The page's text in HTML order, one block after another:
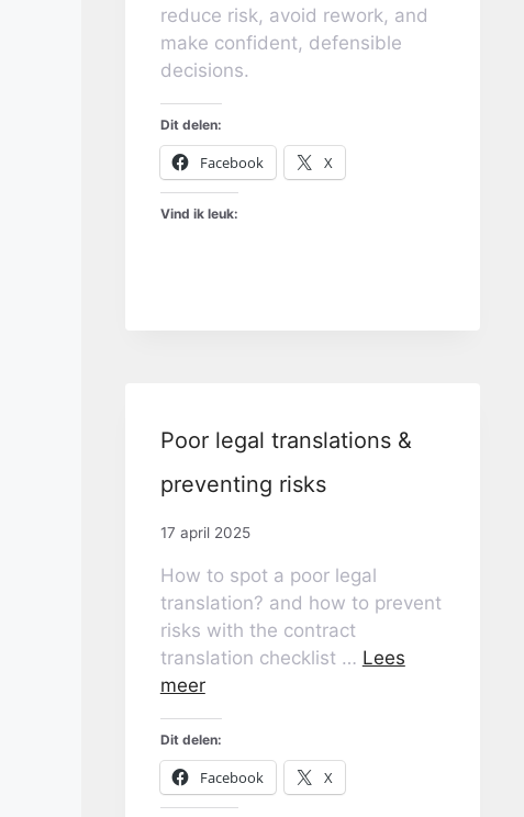
reduce risk, avoid rework, and
make confident, defensible
decisions.
Dit delen:
Facebook X
Vind ik leuk:
Poor legal translations &
preventing risks
17 april 2025
How to spot a poor legal
translation? and how to prevent
risks with the contract
translation checklist … Lees
meer
Dit delen:
Facebook X